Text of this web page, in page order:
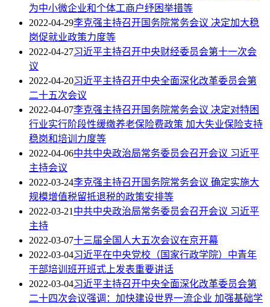
为中小微企业和个体工商户纾困举措等
2022-04-29李克强主持召开国务院常务会议 决定加大稳
岗促就业政策力度等
2022-04-27习近平主持召开中央财经委员会第十一次会
议
2022-04-20习近平主持召开中央全面深化改革委员会第
二十五次会议
2022-04-07李克强主持召开国务院常务会议 决定对特困
行业实行阶段性缓缴养老保险费政策 加大失业保险支持
稳岗和培训力度等
2022-04-06中共中央政治局常务委员会召开会议 习近平
主持会议
2022-03-24李克强主持召开国务院常务会议 确定实施大
规模增值税留抵退税的政策安排等
2022-03-21中共中央政治局常务委员会召开会议 习近平
主持
2022-03-07十三届全国人大五次会议在京开幕
2022-03-04习近平在中央党校（国家行政学院）中青年
干部培训班开班式上发表重要讲话
2022-03-04习近平主持召开中央全面深化改革委员会第
二十四次会议强调：加快建设世界一流企业 加强基础学